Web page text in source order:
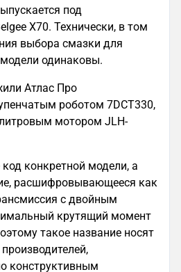
под
X70. Технически, в том
выбора смазки для
одинаковы.
Атлас Про
роботом 7DCT330,
мотором JLH-
конкретной модели, а
расшифровывающееся как
с двойным
крутящий момент
такое название носят
конструктивным